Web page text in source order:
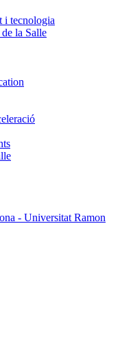
i tecnologia
la Salle
- Universitat Ramon